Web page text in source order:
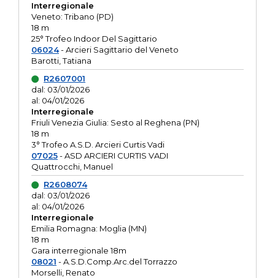
Interregionale
Veneto: Tribano (PD)
18 m
25° Trofeo Indoor Del Sagittario
06024- Arcieri Sagittario del Veneto
Barotti, Tatiana
R2607001
dal: 03/01/2026
al: 04/01/2026
Interregionale
Friuli Venezia Giulia: Sesto al Reghena (PN)
18 m
3° Trofeo A.S.D. Arcieri Curtis Vadi
07025- ASD ARCIERI CURTIS VADI
Quattrocchi, Manuel
R2608074
dal: 03/01/2026
al: 04/01/2026
Interregionale
Emilia Romagna: Moglia (MN)
18 m
Gara interregionale 18m
08021 - A.S.D.Comp.Arc.del Torrazzo
Morselli, Renato